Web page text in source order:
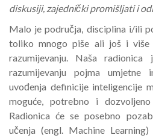
diskusiji, zajednički promišljati i
Malo je područja, disciplina i/ili
toliko mnogo piše ali još i više
razumijevanju. Naša
razumijevanju pojma umjetne
uvođenja definicije inteligencije
moguće, potrebno i
Radionica će se posebno
učenja (engl. Machine